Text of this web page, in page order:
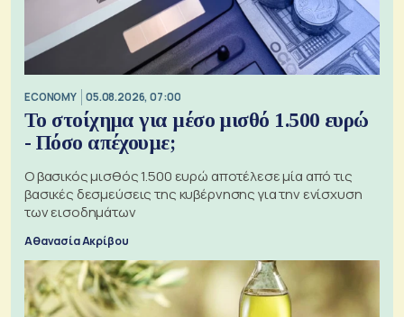
ECONOMY 05.08.2026, 07:00
Το στοίχημα για μέσο μισθό 1.500 ευρώ
- Πόσο απέχουμε;
Ο βασικός μισθός 1.500 ευρώ αποτέλεσε μία από τις
βασικές δεσμεύσεις της κυβέρνησης για την ενίσχυση
των εισοδημάτων
Αθανασία Ακρίβου